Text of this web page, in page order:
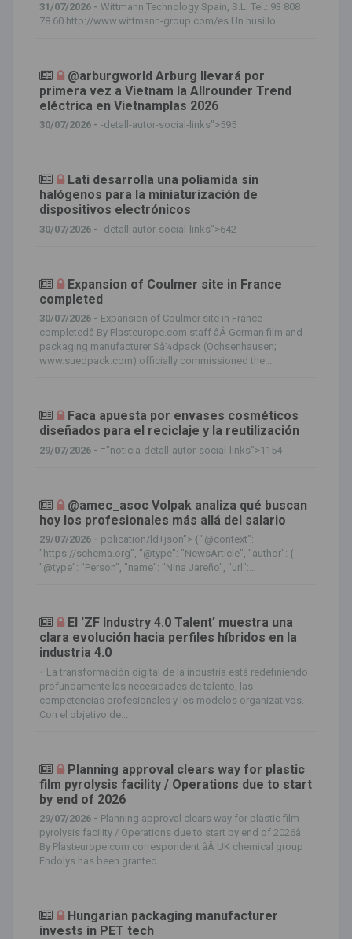
31/07/2026 - Wittmann Technology Spain, S.L. Tel.: 93 808
78 60 http://www.wittmann-group.com/es Un husillo...
@arburgworld Arburg llevará por
primera vez a Vietnam la Allrounder Trend
eléctrica en Vietnamplas 2026
30/07/2026 - -detall-autor-social-links">595
Lati desarrolla una poliamida sin
halógenos para la miniaturización de
dispositivos electrónicos
30/07/2026 - -detall-autor-social-links">642
Expansion of Coulmer site in France
completed
30/07/2026 - Expansion of Coulmer site in France
completedâ By Plasteurope.com staff âÂ German film and
packaging manufacturer Sà¼dpack (Ochsenhausen;
www.suedpack.com) officially commissioned the...
Faca apuesta por envases cosméticos
diseñados para el reciclaje y la reutilización
29/07/2026 - ="noticia-detall-autor-social-links">1154
@amec_asoc Volpak analiza qué buscan
hoy los profesionales más allá del salario
29/07/2026 - pplication/ld+json"> { "@context":
"https://schema.org", "@type": "NewsArticle", "author": {
"@type": "Person", "name": "Nina Jareño", "url":...
El ‘ZF Industry 4.0 Talent’ muestra una
clara evolución hacia perfiles híbridos en la
industria 4.0
- La transformación digital de la industria está redefiniendo
profundamente las necesidades de talento, las
competencias profesionales y los modelos organizativos.
Con el objetivo de...
Planning approval clears way for plastic
film pyrolysis facility / Operations due to start
by end of 2026
29/07/2026 - Planning approval clears way for plastic film
pyrolysis facility / Operations due to start by end of 2026â
By Plasteurope.com correspondent âÂ UK chemical group
Endolys has been granted...
Hungarian packaging manufacturer
invests in PET tech